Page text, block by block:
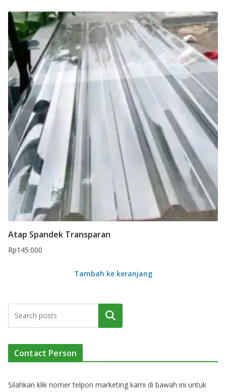
Atap Spandek Transparan
Rp145.000
Tambah ke keranjang
Cari
Contact Person
Silahkan klik nomer telpon marketing kami di bawah ini untuk